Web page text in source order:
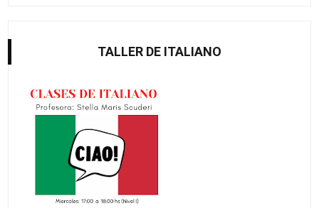
TALLER DE ITALIANO